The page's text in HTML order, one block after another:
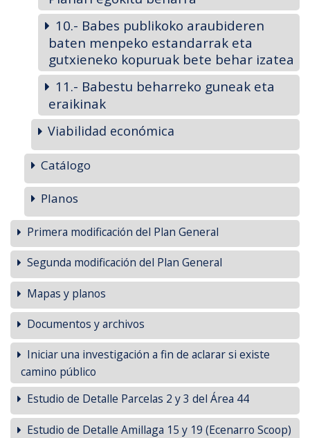
10.- Babes publikoko araubideren
baten menpeko estandarrak eta
gutxieneko kopuruak bete behar izatea
11.- Babestu beharreko guneak eta
eraikinak
Viabilidad económica
Catálogo
Planos
Primera modificación del Plan General
Segunda modificación del Plan General
Mapas y planos
Documentos y archivos
Iniciar una investigación a fin de aclarar si existe
camino público
Estudio de Detalle Parcelas 2 y 3 del Área 44
Estudio de Detalle Amillaga 15 y 19 (Ecenarro Scoop)